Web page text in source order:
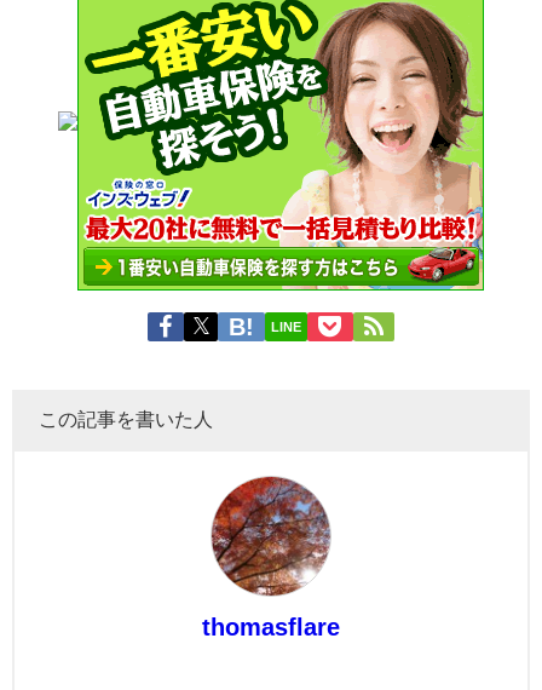
LINE
この記事を書いた人
thomasflare